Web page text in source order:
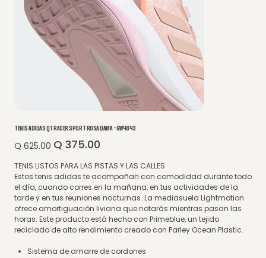
TENIS ADIDAS QT RACER SPORT ROSA DAMA - GW4843
Precio
original
Q 625.00 Precio
de
Q 375.00
TENIS LISTOS PARA LAS PISTAS Y LAS CALLES
Estos tenis adidas te acompañan con comodidad durante todo
el día, cuando corres en la mañana, en tus actividades de la
tarde y en tus reuniones nocturnas. La mediasuela Lightmotion
ofrece amortiguación liviana que notarás mientras pasan las
horas. Este producto está hecho con Primeblue, un tejido
reciclado de alto rendimiento creado con Parley Ocean Plastic.
Sistema de amarre de cordones